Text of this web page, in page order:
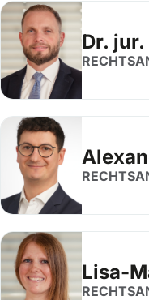
Dr.
Lisa-